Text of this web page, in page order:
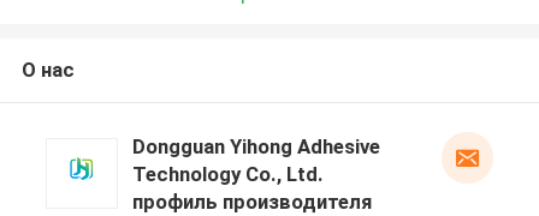
О нас
Dongguan Yihong Adhesive
Technology Co., Ltd.
профиль производителя